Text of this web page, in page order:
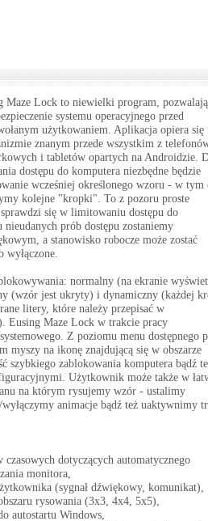
Maze Lock to niewielki program,
systemu operacyjnego przed
użytkowaniem. Aplikacja opiera się
znanym przede wszystkim z
i tabletów opartych na Androidzie.
dostępu do komputera niezbędne będzie
wcześniej określonego wzoru - w tym
kolejne "kropki". To z pozoru proste
się w limitowaniu dostępu do
prób dostępu zostaniemy
a stanowisko robocze może zostać
wyłączone.
normalny (na ekranie
(wzór jest ukryty) i dynamiczny (każdej
litery, które należy przepisać w
Eusing Maze Lock w trakcie pracy
Z poziomu menu dostępnego
myszy na ikonę znajdującą się w obszarze
szybkiego zablokowania komputera bądź
Użytkownik może także w
na którym rysujemy wzór - ustalimy
animacje bądź też uaktywnimy
dotyczących automatycznego
monitora,
(sygnał dźwiękowy, komunikat),
rysowania (3x3, 4x4, 5x5),
autostartu Windows,